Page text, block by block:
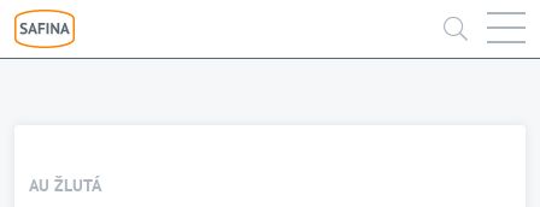
AU ŽLUTÁ